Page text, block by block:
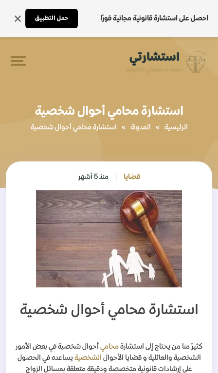
احصل على استشارة قانونية مجانية فورًا حمل التطبيق
استشارة محامي أحوال شخصية
الرئيسية » المدونة » استشارة محامي أحوال شخصية
قضايا منذ 5 أشهر
استشارة محامي أحوال شخصية
كثيرُ منا من يحتاج إلى استشارة محامي أحوال شخصية في بعض الأمور
الشخصية والعائلية و قضايا الأحوال الشخصية يساعده في الحصول
على إرشادات قانونية متخصصة ودقيقة متعلقة بمسائل الزواج